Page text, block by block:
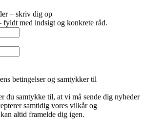
– skriv dig op
med indsigt og konkrete råd.
betingelser og samtykker til
du samtykke til, at vi må sende dig nyheder
samtidig vores vilkår og
altid framelde dig igen.